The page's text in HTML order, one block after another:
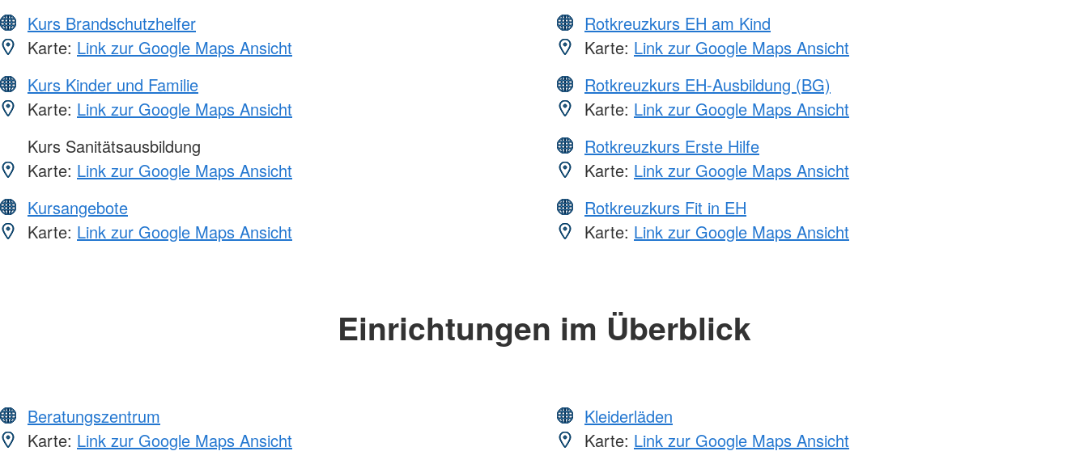
Kurs Brandschutzhelfer
Karte: Link zur Google Maps Ansicht
Kurs Kinder und Familie
Karte: Link zur Google Maps Ansicht
Kurs Sanitätsausbildung
Karte: Link zur Google Maps Ansicht
Kursangebote
Karte: Link zur Google Maps Ansicht
Rotkreuzkurs EH am Kind
Karte: Link zur Google Maps Ansicht
Rotkreuzkurs EH-Ausbildung (BG)
Karte: Link zur Google Maps Ansicht
Rotkreuzkurs Erste Hilfe
Karte: Link zur Google Maps Ansicht
Rotkreuzkurs Fit in EH
Karte: Link zur Google Maps Ansicht
Einrichtungen im Überblick
Beratungszentrum
Karte: Link zur Google Maps Ansicht
Kleiderläden
Karte: Link zur Google Maps Ansicht